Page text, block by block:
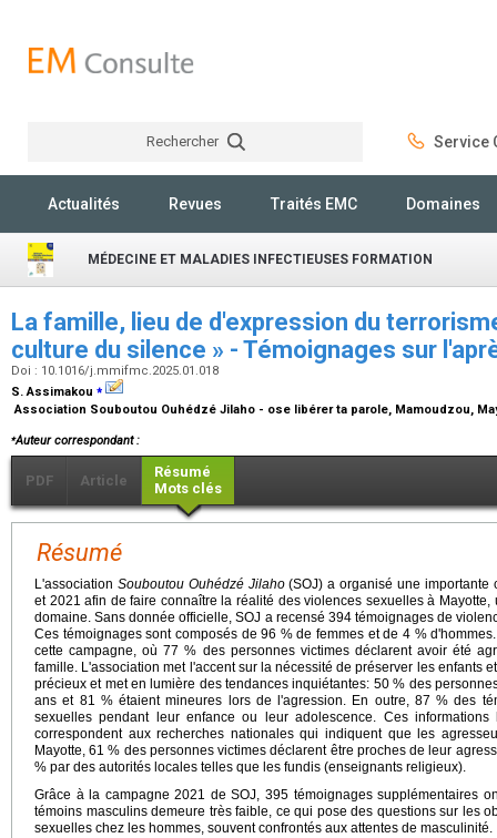
Rechercher Service
Actualités Revues Traités EMC Domaines
MÉDECINE ET MALADIES INFECTIEUSES FORMATION
La famille, lieu de d'expression du
culture du silence » - Témoignages sur
Doi : 10.1016/j.mmifmc.2025.01.018
S. Assimakou ⁎
Association Souboutou Ouhédzé Jilaho - ose libérer ta parole, Mamoudzou,
⁎Auteur correspondant :
PDF Article
Résumé
Mots clés
Résumé
L'association Souboutou Ouhédzé Jilaho(SOJ) a organisé une importante
et 2021 afin de faire connaître la réalité des violences sexuelles à
domaine. Sans donnée officielle, SOJ a recensé 394 témoignages de
Ces témoignages sont composés de 96 % de femmes et de 4 %
cette campagne, où 77 % des personnes victimes déclarent avoir été
famille. L'association met l'accent sur la nécessité de préserver les enfants
précieux et met en lumière des tendances inquiétantes: 50 % des
ans et 81 % étaient mineures lors de l'agression. En outre, 87 % des
sexuelles pendant leur enfance ou leur adolescence. Ces
correspondent aux recherches nationales qui indiquent que les
Mayotte, 61 % des personnes victimes déclarent être proches de leur
% par des autorités locales telles que les fundis (enseignants religieux).
Grâce à la campagne 2021 de SOJ, 395 témoignages supplémentaires
témoins masculins demeure très faible, ce qui pose des questions sur les
sexuelles chez les hommes, souvent confrontés aux attentes de masculinité.